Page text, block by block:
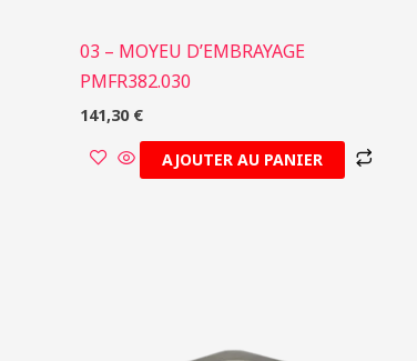
03 – MOYEU D’EMBRAYAGE
PMFR382.030
141,30 €
AJOUTER AU PANIER